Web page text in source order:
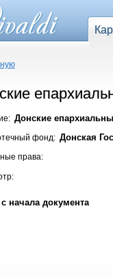
Донские
фонд: Донская
права:
с начала документа